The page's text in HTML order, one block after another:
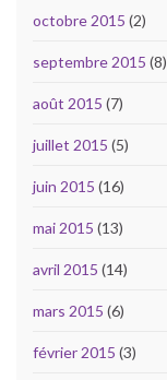
octobre 2015 (2)
septembre 2015 (8)
août 2015 (7)
juillet 2015 (5)
juin 2015 (16)
mai 2015 (13)
avril 2015 (14)
mars 2015 (6)
février 2015 (3)